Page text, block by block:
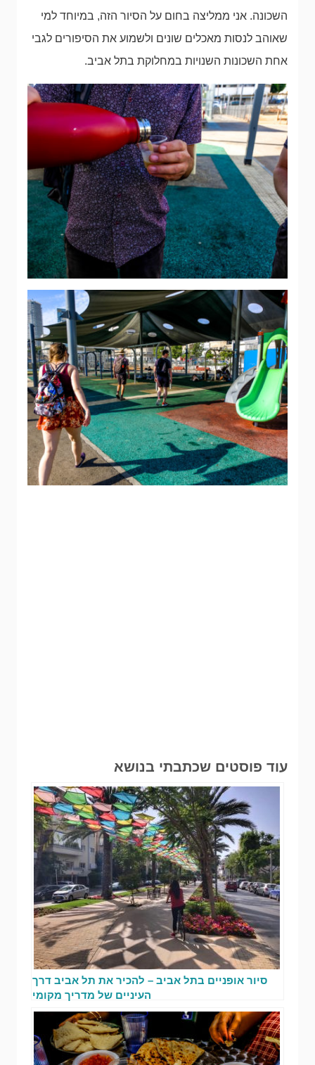
השכונה. אני ממליצה בחום על הסיור הזה, במיוחד למי
שאוהב לנסות מאכלים שונים ולשמוע את הסיפורים לגבי
אחת השכונות השנויות במחלוקת בתל אביב.
עוד פוסטים שכתבתי בנושא
סיור אופניים בתל אביב – להכיר את תל אביב דרך
העיניים של מדריך מקומי